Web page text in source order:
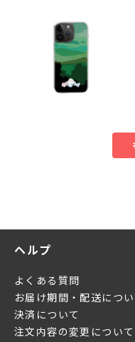
ヘルプ
よくある質問
お届け期間・配送につい
決済について
注文内容の変更について